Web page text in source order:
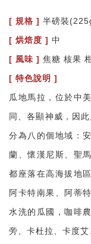
[ 規格 ] 半磅裝
[ 烘焙度 ] 中
[ 風味 ] 焦糖 核果
[ 特色說明 ]
瓜地馬拉，位於中
同、各顯神威，因
分為八的個地域：
蘭、懷漢尼斯、聖
都座落在高海拔地
阿卡特南果、阿蒂
水洗的瓜國，咖啡
旁、卡杜拉、卡度